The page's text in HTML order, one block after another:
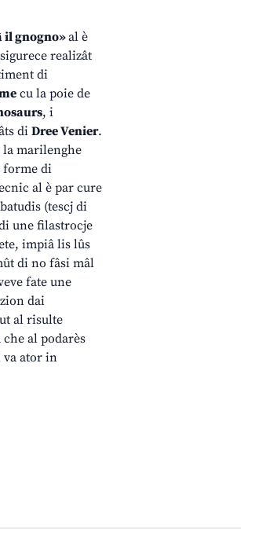
il gnogno»al è
realizât
di
cu la poie de
, i
di Dree Venier.
la marilenghe
forme di
al è par cure
(tescj di
une filastrocje
impiâ lis lûs
di no fâsi mâl
fate une
dai
al risulte
al podarès
va ator in